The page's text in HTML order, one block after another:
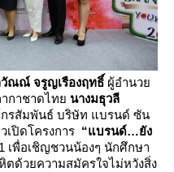
ณ์ จรูญเรืองฤทธิ์ ผู้อำนว
ากาชาดไท นางมธุวลี
กรสัมพันธ์ บริษัท แบรนด์ ซัน
ปิดโครงการ “แบรนด์…ยัง
เพื่อเชิญชวนน้องๆ นักศึกษา
ตด้วยความสมัครใจไม่หวังสิ่ง